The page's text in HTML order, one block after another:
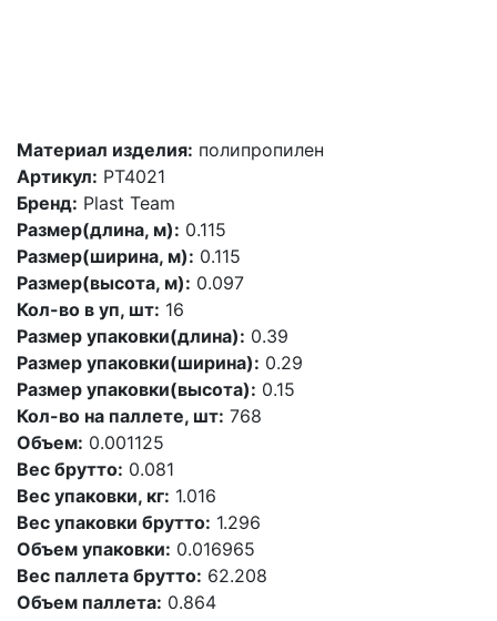
Материал изделия: полипропилен
Артикул: PT4021
Бренд: Plast Team
Размер(длина, м): 0.115
Размер(ширина, м): 0.115
Размер(высота, м): 0.097
Кол-во в уп, шт: 16
Размер упаковки(длина): 0.39
Размер упаковки(ширина): 0.29
Размер упаковки(высота): 0.15
Кол-во на паллете, шт: 768
Объем: 0.001125
Вес брутто: 0.081
Вес упаковки, кг: 1.016
Вес упаковки брутто: 1.296
Объем упаковки: 0.016965
Вес паллета брутто: 62.208
Объем паллета: 0.864